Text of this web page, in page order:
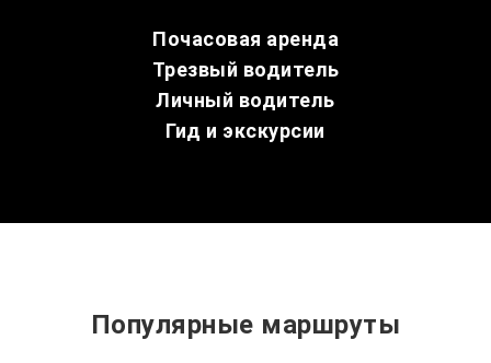
Почасовая аренда
Трезвый водитель
Личный водитель
Гид и экскурсии
Популярные маршруты